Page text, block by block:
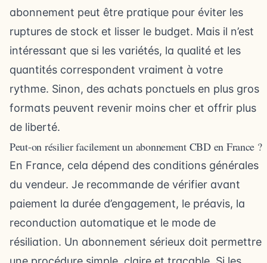
abonnement peut être pratique pour éviter les
ruptures de stock et lisser le budget. Mais il n’est
intéressant que si les variétés, la qualité et les
quantités correspondent vraiment à votre
rythme. Sinon, des achats ponctuels en plus gros
formats peuvent revenir moins cher et offrir plus
de liberté.
Peut-on résilier facilement un abonnement CBD en France ?
En France, cela dépend des conditions générales
du vendeur. Je recommande de vérifier avant
paiement la durée d’engagement, le préavis, la
reconduction automatique et le mode de
résiliation. Un abonnement sérieux doit permettre